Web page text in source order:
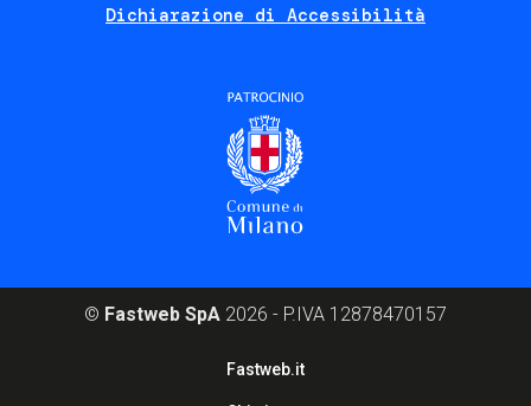
Dichiarazione di Accessibilità
© Fastweb SpA 2026 - P.IVA 12878470157
Fastweb.it